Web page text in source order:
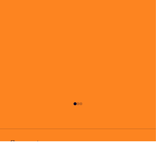
Comments